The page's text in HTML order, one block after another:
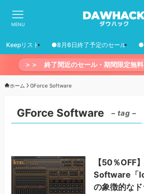
MENU
Keepリスト ●8月6日終了予定のセール
＞＞ 終了間近のセール・期間限定無
ホーム GForce Software
GForce Software – tag –
【50％OFF
Software「
の象徴的な